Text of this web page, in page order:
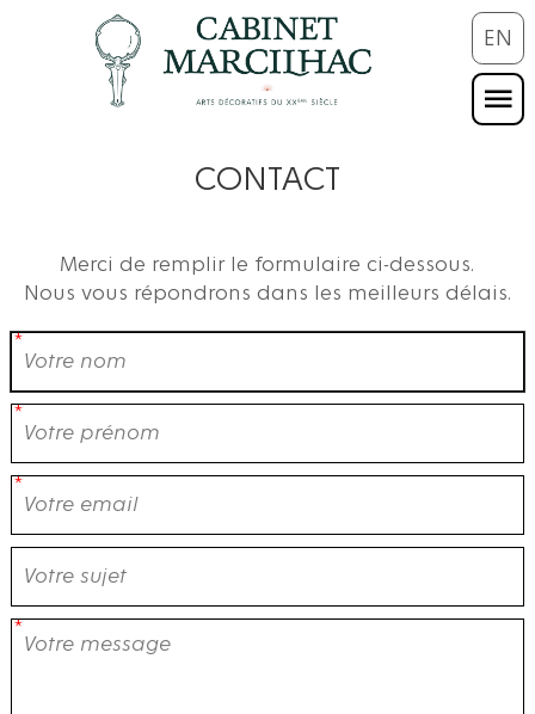
EN
CONTACT
Merci de remplir le formulaire ci-dessous.
Nous vous répondrons dans les meilleurs délais.